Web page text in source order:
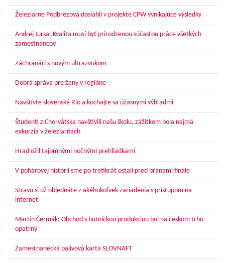
Železiarne Podbrezová dosiahli v projekte CPW vynikajúce výsledky
Andrej Jursa: Kvalita musí byť prirodzenou súčasťou práce všetkých
zamestnancov
Záchranári s novým ultrazvukom
Dobrá správa pre ženy v regióne
Navštívte slovenské Rio a kochajte sa úžasnými výhľadmi
Študenti z Chorvátska navštívili našu školu, zážitkom bola najmä
exkurzia v železiarňach
Hrad ožil tajomnými nočnými prehliadkami
V pohárovej histórii sme po tretíkrát ostali pred bránami finále
Stravu si už objednáte z akéhokoľvek zariadenia s prístupom na
internet
Martin Čermák: Obchod s hutníckou produkciou bol na českom trhu
opatrný
Zamestnanecká palivová karta SLOVNAFT